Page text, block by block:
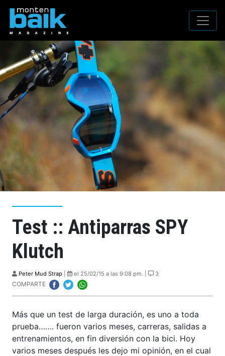
Test :: Antiparras SPY
Klutch
Peter Mud Strap el 25/02/15 a las 9:08 pm. | 3
COMPARTE
Más que un test de larga duración, es uno a toda
prueba……. fueron varios meses, carreras, salidas a
entrenamientos, en fin diversión con la bici. Hoy
varios meses después les dejo mi opinión, en el cual